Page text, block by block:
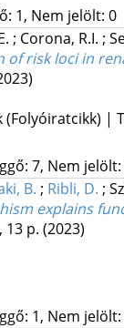
1, Nem jelölt: 0
; Corona, R.I. ;
risk loci in
(Folyóiratcikk) |
7, Nem
B. ; Ribli, D. ;
explains
13 p. (2023)
1, Nem